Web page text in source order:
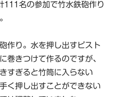
111名の参加で竹水鉄砲作り
作り。水を押し出すピスト
巻きつけて作るのですが、
すぎると竹筒に入らない
く押し出すことができない